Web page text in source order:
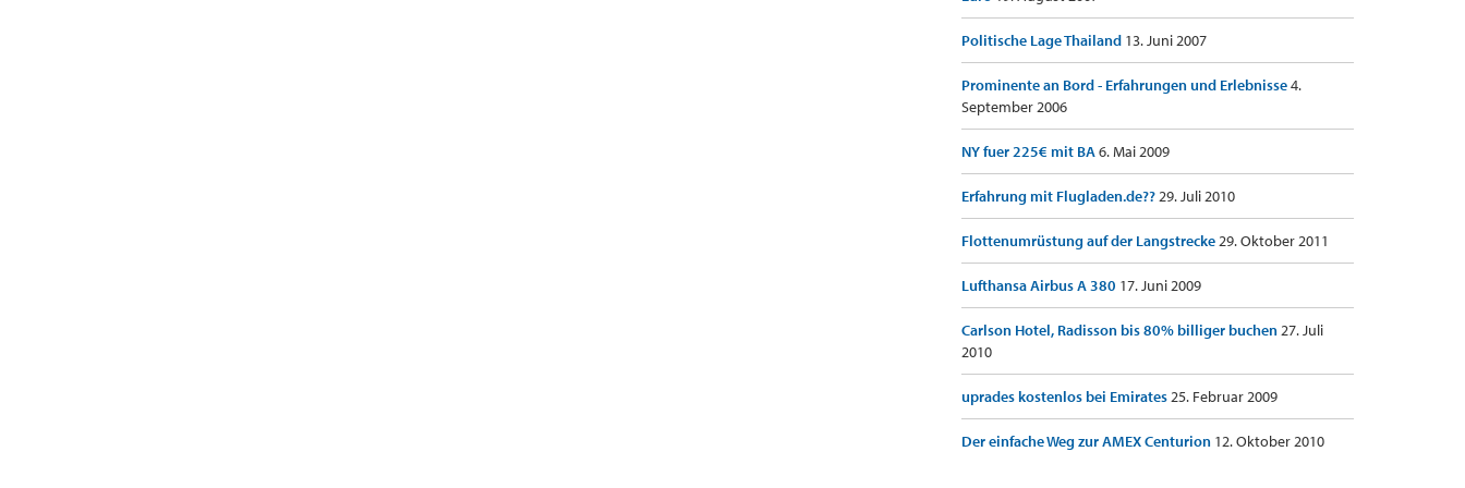
Politische Lage Thailand 13. Juni 2007
Prominente an Bord - Erfahrungen und Erlebnisse4.
September 2006
NY fuer 225€ mit BA6. Mai 2009
Erfahrung mit Flugladen.de??29. Juli 2010
Flottenumrüstung auf der Langstrecke29. Oktober 2011
Lufthansa Airbus A 380 17. Juni 2009
Carlson Hotel, Radisson bis 80% billiger buchen27. Juli
2010
uprades kostenlos bei Emirates25. Februar 2009
Der einfache Weg zur AMEX Centurion 12. Oktober 2010